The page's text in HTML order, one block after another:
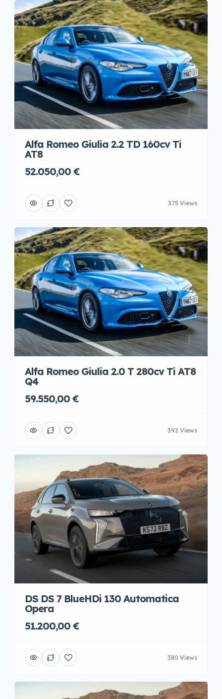
Alfa Romeo Giulia 2.2 TD 160cv Ti
AT8
52.050,00 €
375 Views
Alfa Romeo Giulia 2.0 T 280cv Ti AT8
Q4
59.550,00 €
392 Views
DS DS 7 BlueHDi 130 Automatica
Opera
51.200,00 €
380 Views